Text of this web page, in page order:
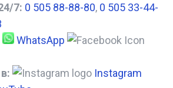
7: 0 505 88-88-80, 0 505 33-44-
WhatsApp
Instagram